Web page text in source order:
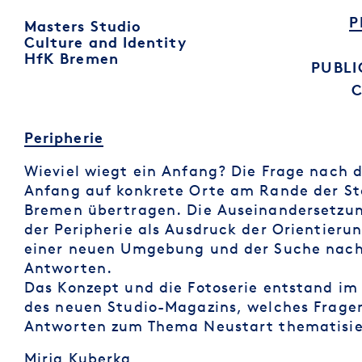
Masters Studio
Culture and Identity
HfK Bremen
Peripherie
Wieviel wiegt ein Anfang? Die Frage nach
Anfang auf konkrete Orte am Rande der
Bremen übertragen. Die
der Peripherie als Ausdruck der
einer neuen Umgebung und der Suche
Antworten.
Das Konzept und die Fotoserie entstand
des neuen Studio-Magazins, welches
Antworten zum Thema Neustart